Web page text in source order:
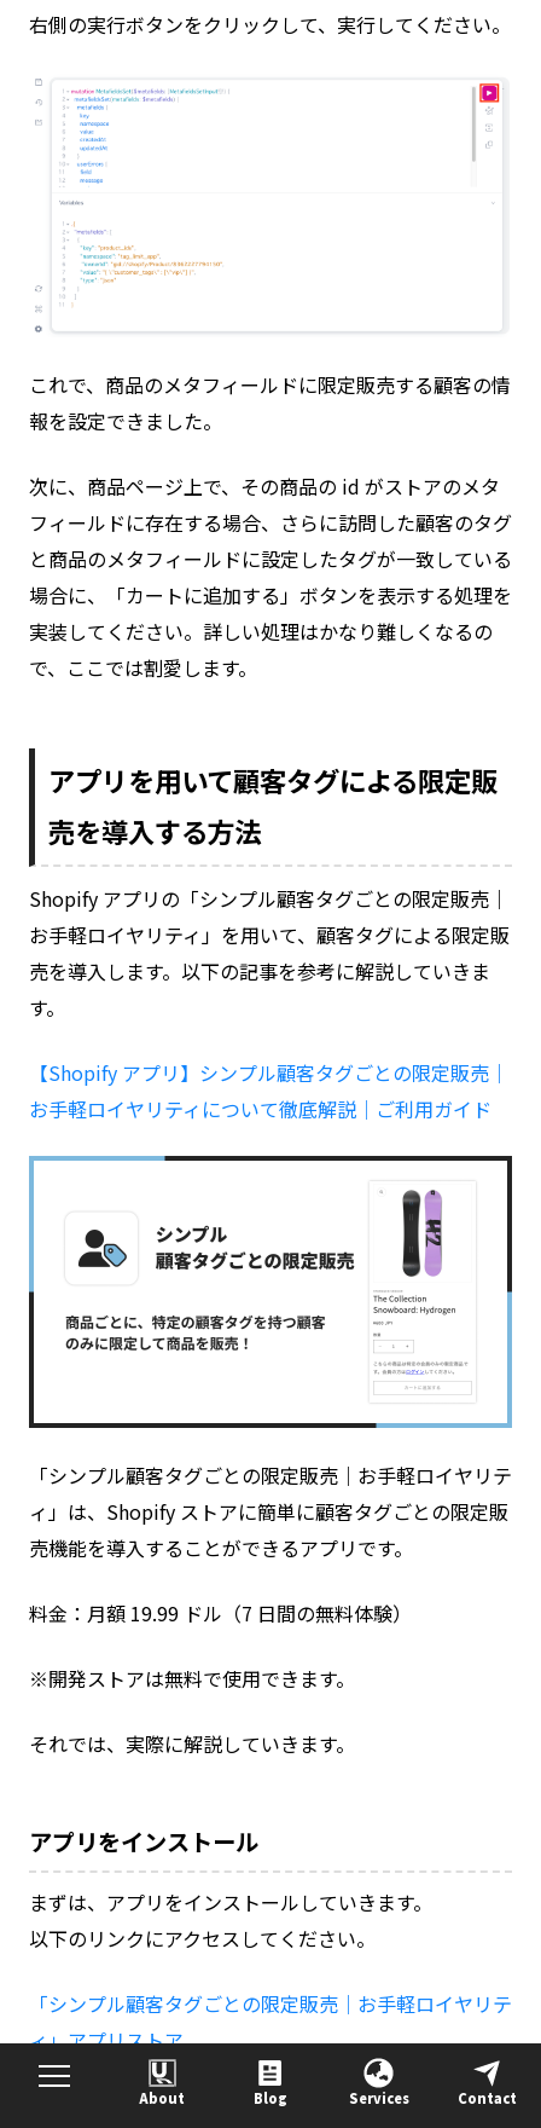
About Blog Services Contact
右側の実行ボタンをクリックして、実行してください。
これで、商品のメタフィールドに限定販売する顧客の情
報を設定できました。
次に、商品ページ上で、その商品の id がストアのメタ
フィールドに存在する場合、さらに訪問した顧客のタグ
と商品のメタフィールドに設定したタグが一致している
場合に、「カートに追加する」ボタンを表示する処理を
実装してください。詳しい処理はかなり難しくなるの
で、ここでは割愛します。
アプリを用いて顧客タグによる限定販
売を導入する方法
Shopify アプリの「シンプル顧客タグごとの限定販売｜
お手軽ロイヤリティ」を用いて、顧客タグによる限定販
売を導入します。以下の記事を参考に解説していきま
す。
【Shopify アプリ】シンプル顧客タグごとの限定販売｜
お手軽ロイヤリティについて徹底解説｜ご利用ガイド
「シンプル顧客タグごとの限定販売｜お手軽ロイヤリテ
ィ」は、Shopify ストアに簡単に顧客タグごとの限定販
売機能を導入することができるアプリです。
料金：月額 19.99 ドル（7 日間の無料体験）
※開発ストアは無料で使用できます。
それでは、実際に解説していきます。
アプリをインストール
まずは、アプリをインストールしていきます。
以下のリンクにアクセスしてください。
「シンプル顧客タグごとの限定販売｜お手軽ロイヤリテ
ィ」アプリストア
以下の画面に遷移します。「インストール」ボタンをク